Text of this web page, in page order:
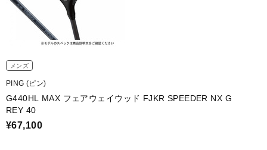
メンズ
PING (ピン)
G440HL MAX フェアウェイウッド FJKR SPEEDER NX G
REY 40
¥67,100